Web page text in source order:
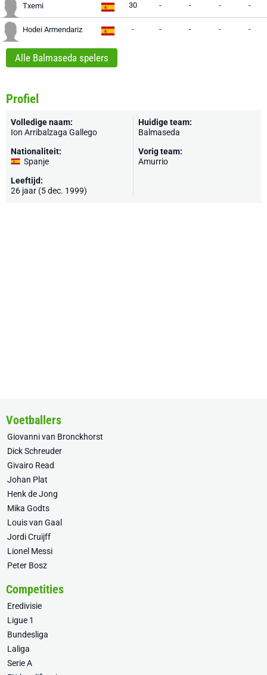
Txemi 30 - - - -
Hodei Armendariz - - - - -
Alle Balmaseda spelers
Profiel
Volledige naam:
Ion Arribalzaga Gallego
Nationaliteit:
Spanje
Leeftijd:
26 jaar (5 dec. 1999)
Huidige team:
Balmaseda
Vorig team:
Amurrio
Voetballers
Giovanni van Bronckhorst
Dick Schreuder
Givairo Read
Johan Plat
Henk de Jong
Mika Godts
Louis van Gaal
Jordi Cruijff
Lionel Messi
Peter Bosz
Competities
Eredivisie
Ligue 1
Bundesliga
Laliga
Serie A